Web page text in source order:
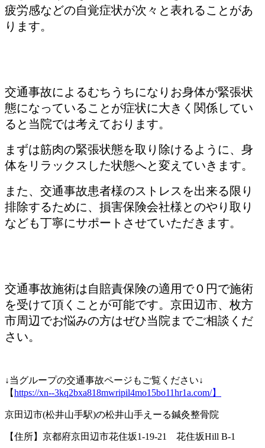
疲労感などの自覚症状が次々と表れることがあ
ります。
交通事故によるむちうちになりお身体が緊張状
態になっていることが症状に大きく関係してい
ると当院では考えております。
まずは筋肉の緊張状態を取り除けるように、身
体をリラックスした状態へと変えていきます。
また、交通事故患者様のストレスを出来る限り
排除するために、損害保険会社様とのやり取り
なども丁寧にサポートさせていただきます。
交通事故施術は自賠責保険の適用で０円で施術
を受けて頂くことが可能です。京田辺市、枚方
市周辺でお悩みの方はぜひ当院までご相談くだ
さい。
↓当グループの交通事故ページもご覧ください↓
【https://xn--3kq2bxa818mwripil4mo15bo11hr1a.com/】
京田辺市(松井山手駅)の松井山手えーる鍼灸整骨院
【住所】京都府京田辺市花住坂1-19-21 花住坂Hill B-1